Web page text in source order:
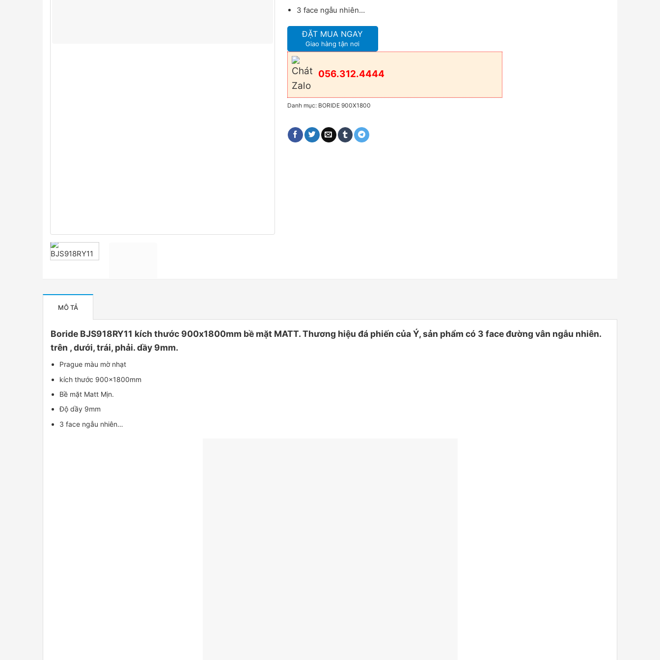
3 face ngẫu nhiên…
ĐẶT MUA NGAY
Giao hàng tận nơi
056.312.4444
Danh mục: BORIDE 900X1800
MÔ TẢ
Boride BJS918RY11 kích thước 900x1800mm bề mặt MATT. Thương hiệu đá phiến của Ý, sản phẩm có 3 face đường vân ngẫu nhiên.
trên , dưới, trái, phải. dầy 9mm.
Prague màu mờ nhạt
kích thước 900x1800mm
Bề mặt Matt Mịn.
Độ dầy 9mm
3 face ngẫu nhiên…